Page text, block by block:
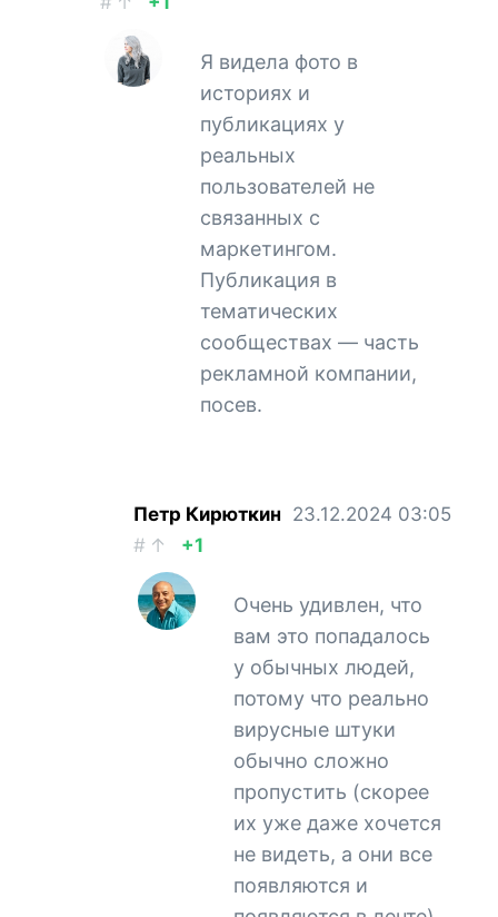
Я видела фото в
историях и
публикациях у
реальных
пользователей не
связанных с
маркетингом.
Публикация в
тематических
сообществах — часть
рекламной компании,
посев.
Петр Кирюткин 23.12.2024 03:05
# ↑ +1
Очень удивлен, что
вам это попадалось
у обычных людей,
потому что реально
вирусные штуки
обычно сложно
пропустить (скорее
их уже даже хочется
не видеть, а они все
появляются и